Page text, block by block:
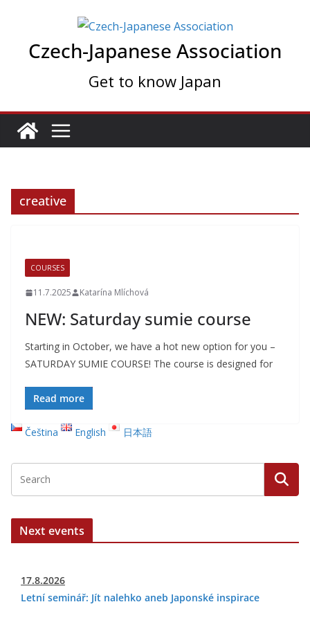
contentCzech-Japanese Association
Get to know Japan
creative
COURSES
11.7.2025 Katarína Mlíchová
NEW: Saturday sumie course
Starting in October, we have a hot new option for you –
SATURDAY SUMIE COURSE! The course is designed for
Read more
Čeština English 日本語
Next events
17.8.2026
Letní seminář: Jít nalehko aneb Japonské inspirace